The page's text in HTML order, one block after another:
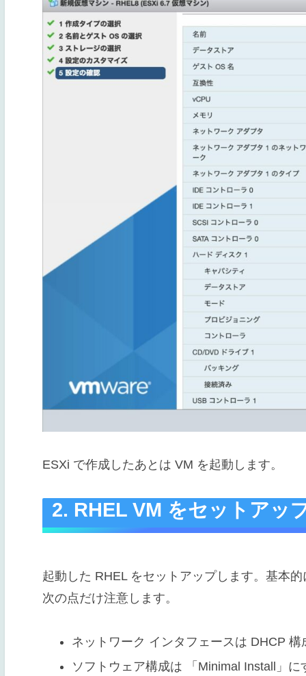
ESXi で作成したあとは VM を起動します。
2. RHEL VM をセットアッ
起動した RHEL をセットアップします。基本
次の点だけ注意します。
ネットワーク インタフェースは DHCP 構
ソフトウェア構成は 「Minimal Install」に